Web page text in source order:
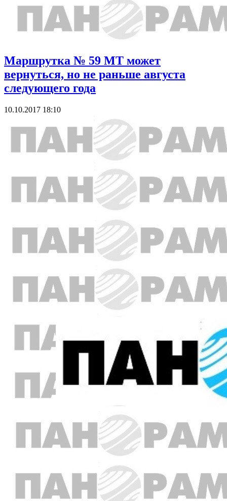
Маршрутка № 59 МТ может
вернуться, но не раньше августа
следующего года
10.10.2017 18:10